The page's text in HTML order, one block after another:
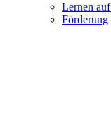
Lernen
Förderung